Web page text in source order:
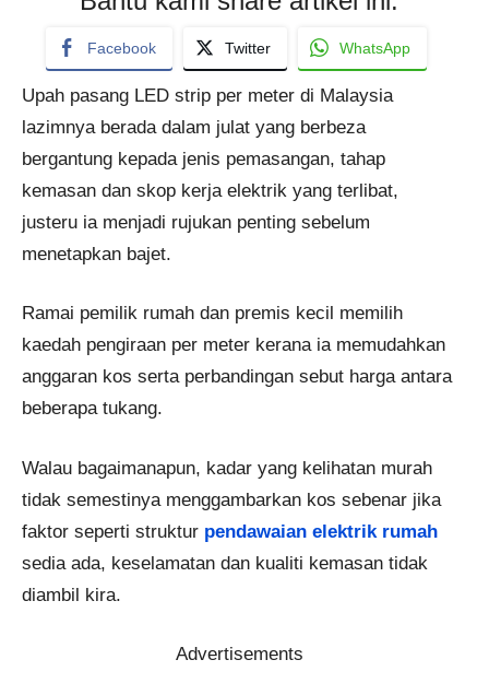
Facebook Twitter WhatsApp
Upah pasang LED strip per meter di Malaysia
lazimnya berada dalam julat yang berbeza
bergantung kepada jenis pemasangan, tahap
kemasan dan skop kerja elektrik yang terlibat,
justeru ia menjadi rujukan penting sebelum
menetapkan bajet.
Ramai pemilik rumah dan premis kecil memilih
kaedah pengiraan per meter kerana ia memudahkan
anggaran kos serta perbandingan sebut harga antara
beberapa tukang.
Walau bagaimanapun, kadar yang kelihatan murah
tidak semestinya menggambarkan kos sebenar jika
faktor seperti struktur pendawaian elektrik rumah
sedia ada, keselamatan dan kualiti kemasan tidak
diambil kira.
Advertisements